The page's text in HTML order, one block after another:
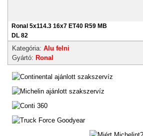
Ronal 5x114.3 16x7 ET40 R59 MB
DL 82
Kategória: Alu felni
Gyártó: Ronal